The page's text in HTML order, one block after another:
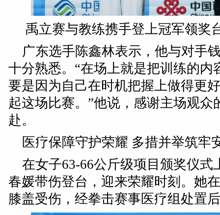
禹立赛与教练携手登上冠军领奖
广东选手陈鑫林表示，他与对手
十分熟悉。“在场上就是把训练的
要是因为自己在时机把握上做得更
起这场比赛。”他说，感谢主场观
赴。
医疗保障守护荣耀 多措并举筑牢
在女子63-66公斤级项目颁奖仪
春媛带伤登台，迎来荣耀时刻。她
膝盖受伤，经拳击赛事医疗组处置